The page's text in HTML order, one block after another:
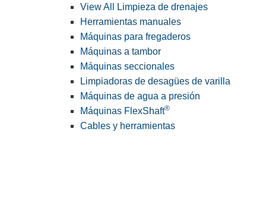
View All Limpieza de drenajes
Herramientas manuales
Máquinas para fregaderos
Máquinas a tambor
Máquinas seccionales
Limpiadoras de desagües de varilla
Máquinas de agua a presión
Máquinas FlexShaft®
Cables y herramientas